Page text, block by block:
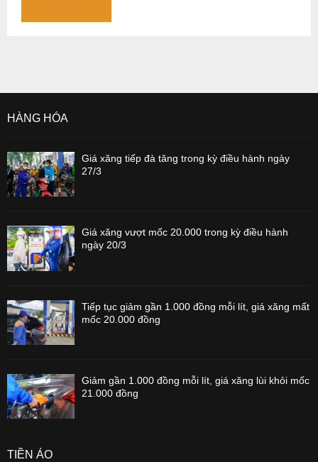
HÀNG HÓA
Giá xăng tiếp đà tăng trong kỳ điều hành ngày
27/3
Giá xăng vượt mốc 20.000 trong kỳ điều hành
ngày 20/3
Tiếp tục giảm gần 1.000 đồng mỗi lít, giá xăng mất
mốc 20.000 đồng
Giảm gần 1.000 đồng mỗi lít, giá xăng lùi khỏi mốc
21.000 đồng
TIỀN ẢO